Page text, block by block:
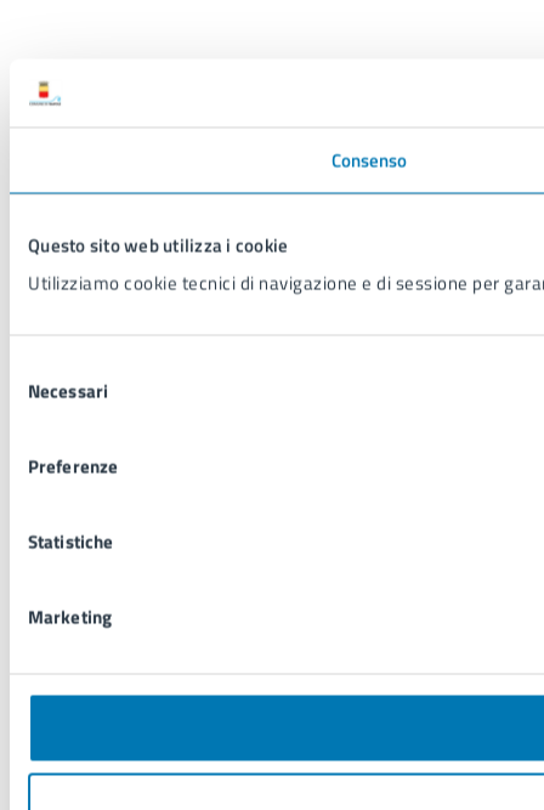
Consenso
Questo sito web utilizza i cookie
Utilizziamo cookie tecnici di navigazione e di sessione per
delNecessari
Preferenze
Statistiche
Marketing